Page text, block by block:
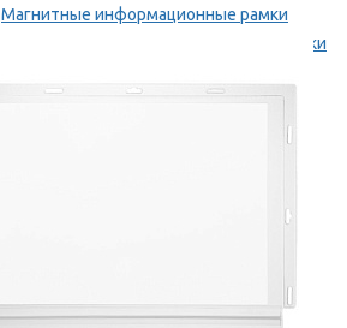
Магнитные информационные рамки
Самоклеящиеся информационные рамки